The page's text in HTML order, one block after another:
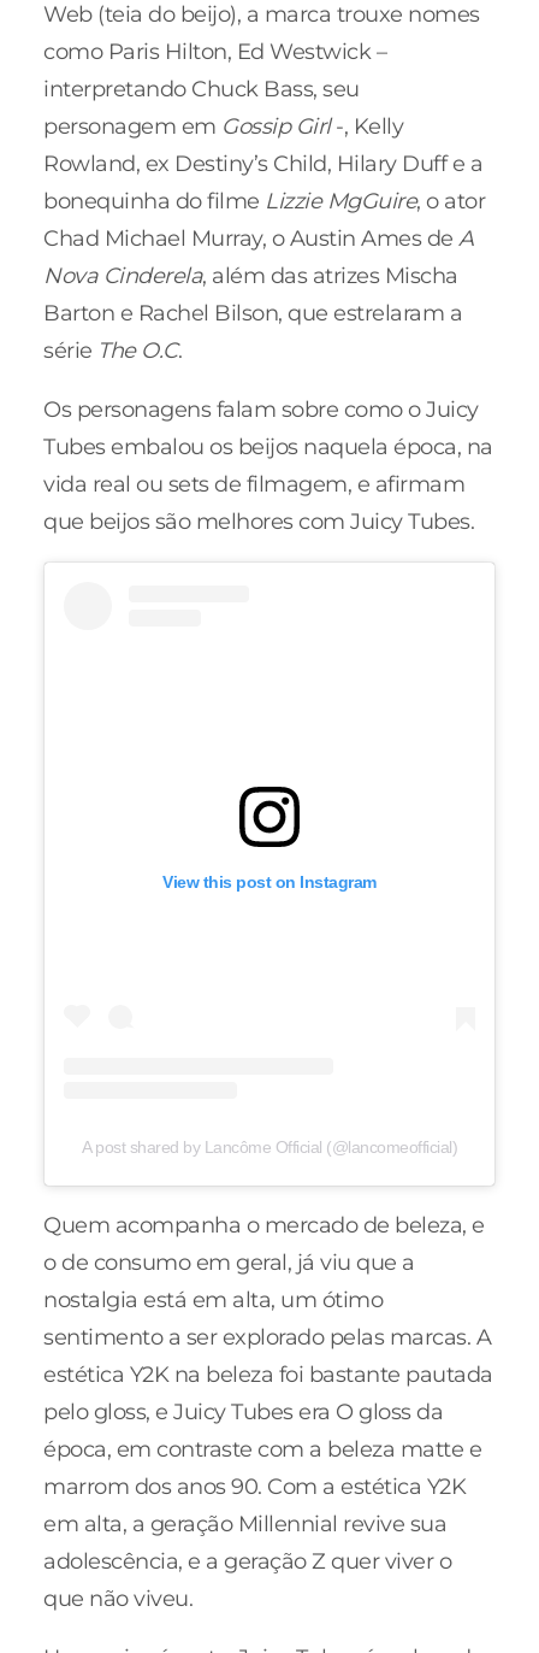
Web (teia do beijo), a marca trouxe nomes
como Paris Hilton, Ed Westwick –
interpretando Chuck Bass, seu
personagem em Gossip Girl-, Kelly
Rowland, ex Destiny’s Child, Hilary Duff e a
bonequinha do filme Lizzie MgGuire, o ator
Chad Michael Murray, o Austin Ames de A
Nova Cinderela, além das atrizes Mischa
Barton e Rachel Bilson, que estrelaram a
série The O.C.
Os personagens falam sobre como o Juicy
Tubes embalou os beijos naquela época, na
vida real ou sets de filmagem, e afirmam
que beijos são melhores com Juicy Tubes.
View this post on Instagram
A post shared by Lancôme Official (@lancomeofficial)
Quem acompanha o mercado de beleza, e
o de consumo em geral, já viu que a
nostalgia está em alta, um ótimo
sentimento a ser explorado pelas marcas. A
estética Y2K na beleza foi bastante pautada
pelo gloss, e Juicy Tubes era O gloss da
época, em contraste com a beleza matte e
marrom dos anos 90. Com a estética Y2K
em alta, a geração Millennial revive sua
adolescência, e a geração Z quer viver o
que não viveu.